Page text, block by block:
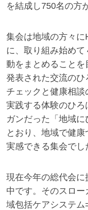
を結成し750名の方
集会は地域の方々
に、取り組み始め
動をまとめること
発表された交流の
チェックと健康相
実践する体験のひ
ガンだった「地域
とおり、地域で健
実感できる集会でし
現在今年の総代会
中です。そのスロ
域包括ケアシステ